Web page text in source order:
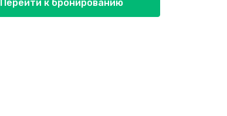
Перейти к бронированию